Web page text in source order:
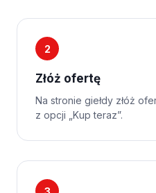
2
Złóż ofertę
Na stronie giełdy złóż
z opcji „Kup teraz”.